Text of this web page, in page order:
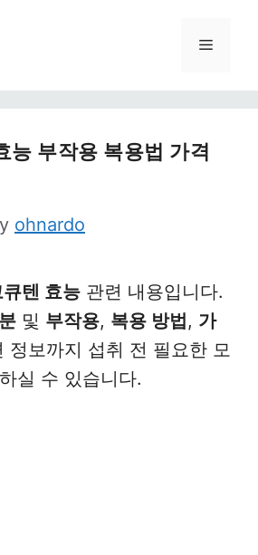
Menu
능 부작용 복용법 가격
ohnardo
텐 효능 관련 내용입니다.
및 부작용, 복용 방법, 가
정보까지 섭취 전 필요한 모
실 수 있습니다.